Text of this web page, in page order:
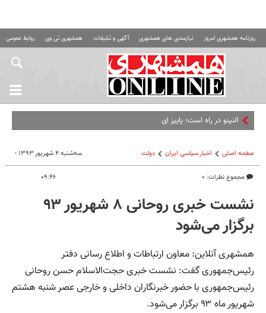
روزنامه همشهری امروز نیازمندی های همشهری آگهی و تبلیغات همشهری تی وی روابط عمومی
النینو در راه است؛ پاییز ایران بارانی‌
صفحه اصلی اخبار سیاسی ایران دولت
مجموع نظرات: ۰
سه‌شنبه ۴ شهریور ۱۳۹۳ -
۰۹:۴۶
نشست خبری روحانی ۸ شهریور ۹۳
برگزار می‌شود
همشهری آنلاین: معاون ارتباطات و اطلاع رسانی دفتر
رئیس‌جمهوری گفت: نشست خبری حجت‌الاسلام حسن روحانی
رئیس‌جمهوری با حضور خبرنگاران داخلی و خارجی عصر شنبه هشتم
شهریور ماه ۹۳ برگزار می‌شود.